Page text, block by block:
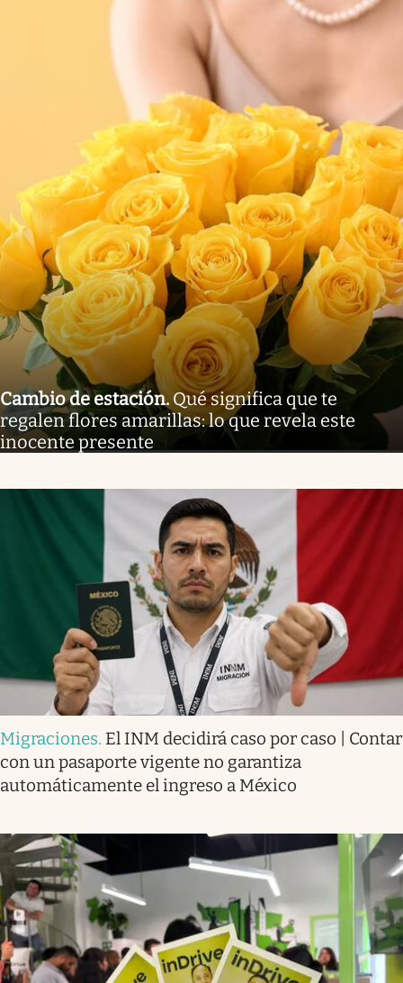
Cambio de estación. Qué significa que te
regalen flores amarillas: lo que revela este
inocente presente
Migraciones. El INM decidirá caso por caso | Contar
con un pasaporte vigente no garantiza
automáticamente el ingreso a México